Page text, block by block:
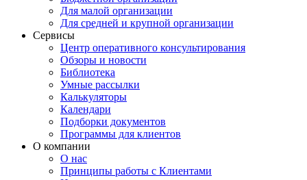
Для малой организации
Для средней и крупной организации
Сервисы
Центр оперативного консультирования
Обзоры и новости
Библиотека
Умные рассылки
Калькуляторы
Календари
Подборки документов
Программы для клиентов
О компании
О нас
Принципы работы с Клиентами